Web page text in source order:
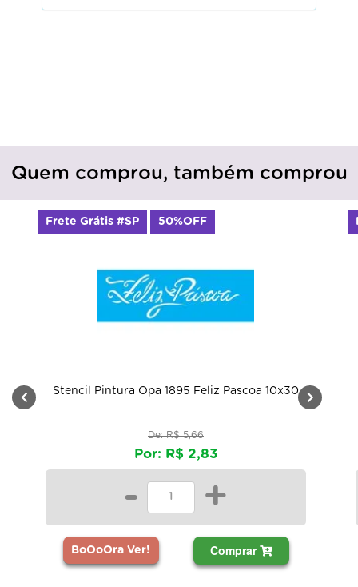
Quem comprou, também comprou
Stencil Pintura Opa 1895 Feliz Pascoa 10x30
De: R$ 5,66
Por: R$ 2,83
- +
BoOoOra Ver! Comprar
Frete Grátis #SP 50%OFF